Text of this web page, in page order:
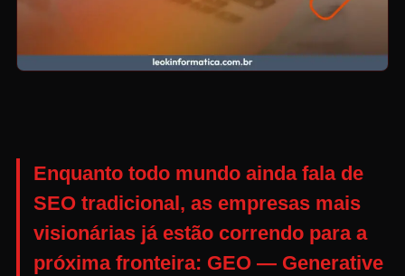
Enquanto todo mundo ainda fala de
SEO tradicional, as empresas mais
visionárias já estão correndo para a
próxima fronteira: GEO — Generative